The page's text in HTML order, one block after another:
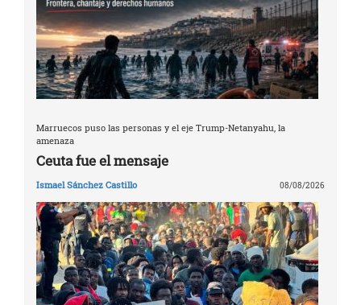
Marruecos puso las personas y el eje Trump-Netanyahu, la
amenaza
Ceuta fue el mensaje
Ismael Sánchez Castillo 08/08/2026